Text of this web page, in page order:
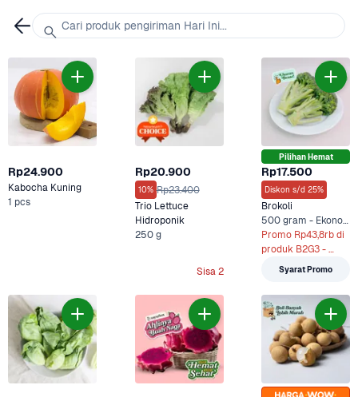
Rp24.900
Kabocha Kuning
1 pcs
Rp20.900
10% Rp23.400
Trio Lettuce
Hidroponik
250 g
Sisa 2
Pilihan Hemat
Rp17.500
Diskon s/d 25%
Brokoli
500 gram - Ekonomis, 500 g +2 Lainnya
Promo Rp43,8rb di
produk B2G3 -
500g x 3
Syarat Promo
Cari produk pengiriman Hari Ini...